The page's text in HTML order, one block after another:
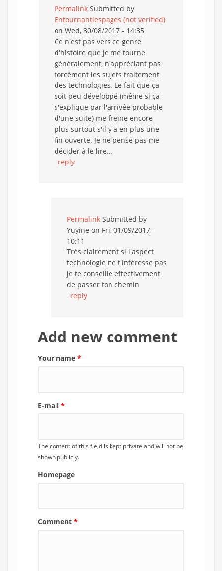
Permalink Submitted by
Entournantlespages (not verified)
on Wed, 30/08/2017 - 14:35
Ce n'est pas vers ce genre
d'histoire que je me tourne
généralement, n'appréciant pas
forcément les sujets traitement
des technologies. Le fait que ça
soit peu développé (même si ça
s'explique par l'arrivée probable
d'une suite) me freine encore
plus surtout s'il y a en plus une
fin ouverte. Je ne pense pas me
décider à le lire...
reply
Permalink Submitted by
Yuyine on Fri, 01/09/2017 -
10:11
Très clairement si l'aspect
technologie ne t'intéresse pas
je te conseille effectivement
de passer ton chemin
reply
Add new comment
Your name *
E-mail *
The content of this field is kept private and will not be
shown publicly.
Homepage
Comment *